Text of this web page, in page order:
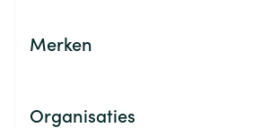
Merken
Organisaties